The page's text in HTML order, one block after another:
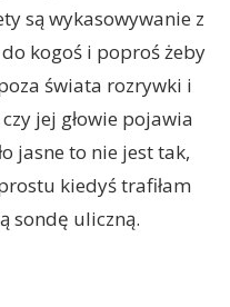
są wykasowywanie z
kogoś i poproś żeby
świata rozrywki i
jej głowie pojawia
jasne to nie jest tak,
kiedyś trafiłam
sondę uliczną.